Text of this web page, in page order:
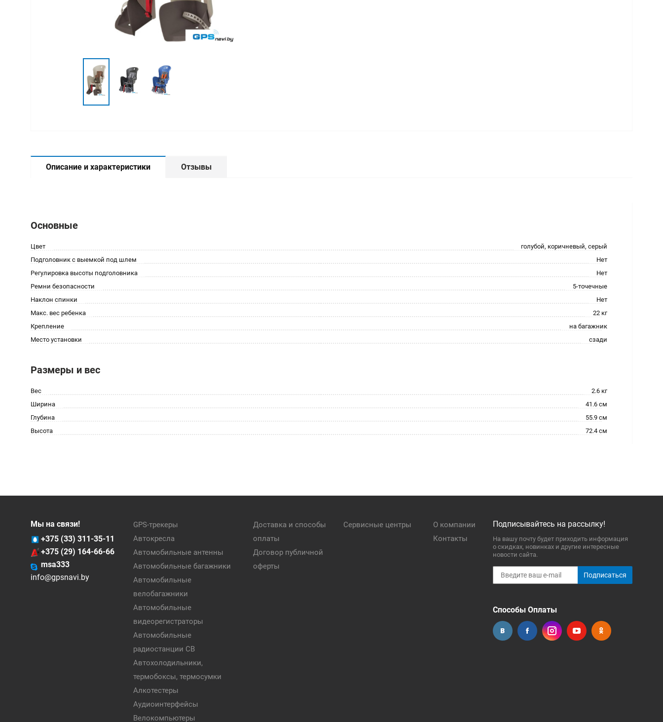
Описание и характеристики Отзывы
Основные
Цвет
голубой, коричневый, серый
Подголовник с выемкой под шлем
Нет
Регулировка высоты подголовника
Нет
Ремни безопасности
5-точечные
Наклон спинки
Нет
Макс. вес ребенка
22 кг
Крепление
на багажник
Место установки
сзади
Размеры и вес
Вес
2.6 кг
Ширина
41.6 см
Глубина
55.9 см
Высота
72.4 см
Мы на связи!
+375 (33) 311-35-11
+375 (29) 164-66-66
msa333
info@gpsnavi.by
GPS-трекеры
Автокресла
Автомобильные антенны
Автомобильные багажники
Автомобильные
велобагажники
Автомобильные
видеорегистраторы
Автомобильные
радиостанции CB
Автохолодильники,
термобоксы, термосумки
Алкотестеры
Аудиоинтерфейсы
Велокомпьютеры
Доставка и способы
оплаты
Договор публичной
оферты
Сервисные центры
О компании
Контакты
Подписывайтесь на рассылку!
На вашу почту будет приходить информация
о скидках, новинках и другие интересные
новости сайта.
Подписаться
Способы Оплаты